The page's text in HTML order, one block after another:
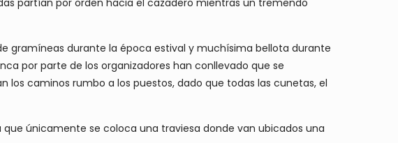
gramíneas durante la época estival y muchísima bellota durante
por parte de los organizadores han conllevado que se
caminos rumbo a los puestos, dado que todas las cunetas, el
únicamente se coloca una traviesa donde van ubicados una